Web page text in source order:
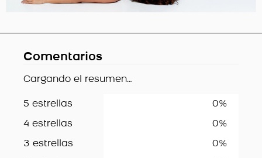
Comentarios
Cargando el resumen…
5 estrellas 0%
4 estrellas 0%
3 estrellas 0%